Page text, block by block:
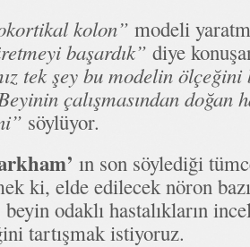
kolon” modeli
başardık” diye
tek şey bu modelin
çalışmasından doğan
söylüyor.
ın son söylediği
ki, elde edilecek nöron
odaklı hastalıkların
tartışmak istiyoruz.